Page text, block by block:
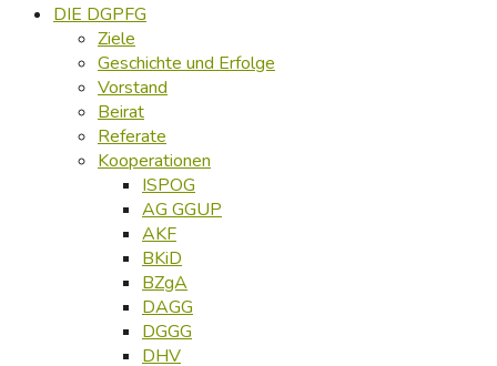
DIE DGPFG
Ziele
Geschichte und Erfolge
Vorstand
Beirat
Referate
Kooperationen
ISPOG
AG GGUP
AKF
BKiD
BZgA
DAGG
DGGG
DHV